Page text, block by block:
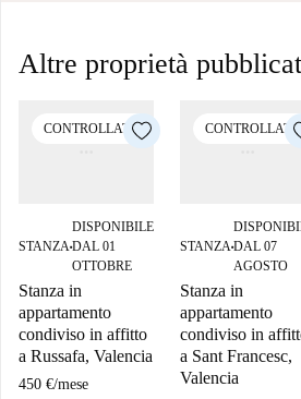
Altre proprietà
CONTROLLATO
STANZA■
DISPONIBILE
DAL 01
OTTOBRE
Stanza in
appartamento
condiviso in affitto
a Russafa, Valencia
450 €/mese
CONTROLLATO
STANZA■DAL 07
AGOSTO
Stanza in
appartamento
condiviso in
a Sant Francesc,
Valencia